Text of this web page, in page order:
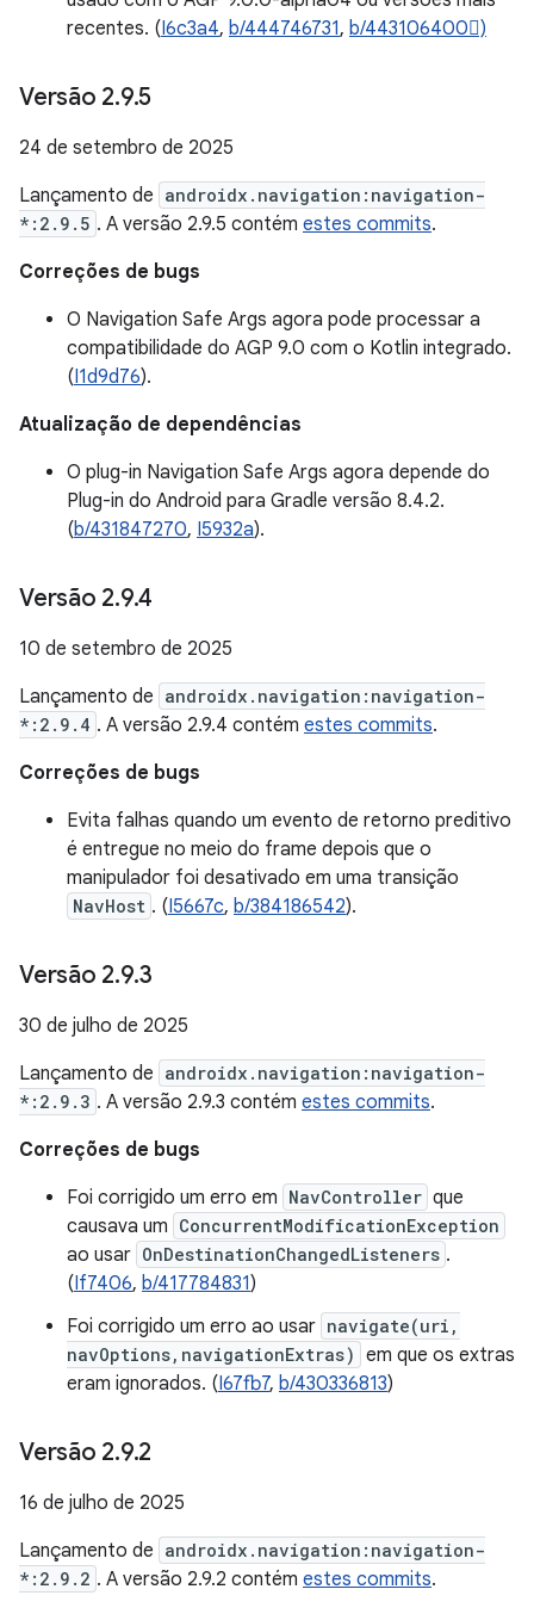
recentes. (I6c3a4, b/444746731, b/443106400)
Versão 2.9.5
24 de setembro de 2025
Lançamento de androidx.navigation:navigation-
*:2.9.5 . A versão 2.9.5 contém estes commits.
Correções de bugs
O Navigation Safe Args agora pode processar a
compatibilidade do AGP 9.0 com o Kotlin integrado.
(I1d9d76).
Atualização de dependências
O plug-in Navigation Safe Args agora depende do
Plug-in do Android para Gradle versão 8.4.2.
(b/431847270, I5932a).
Versão 2.9.4
10 de setembro de 2025
Lançamento de androidx.navigation:navigation-
*:2.9.4 . A versão 2.9.4 contém estes commits.
Correções de bugs
Evita falhas quando um evento de retorno preditivo
é entregue no meio do frame depois que o
manipulador foi desativado em uma transição
NavHost . (I5667c, b/384186542).
Versão 2.9.3
30 de julho de 2025
Lançamento de androidx.navigation:navigation-
*:2.9.3 . A versão 2.9.3 contém estes commits.
Correções de bugs
Foi corrigido um erro em NavController que
causava um ConcurrentModificationException
ao usar OnDestinationChangedListeners .
(If7406, b/417784831)
Foi corrigido um erro ao usar navigate(uri,
navOptions,navigationExtras) em que os extras
eram ignorados. (I67fb7, b/430336813)
Versão 2.9.2
16 de julho de 2025
Lançamento de androidx.navigation:navigation-
*:2.9.2 . A versão 2.9.2 contém estes commits.